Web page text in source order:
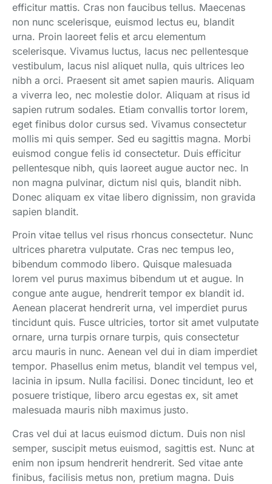
efficitur mattis. Cras non faucibus tellus. Maecenas
non nunc scelerisque, euismod lectus eu, blandit
urna. Proin laoreet felis et arcu elementum
scelerisque. Vivamus luctus, lacus nec pellentesque
vestibulum, lacus nisl aliquet nulla, quis ultrices leo
nibh a orci. Praesent sit amet sapien mauris. Aliquam
a viverra leo, nec molestie dolor. Aliquam at risus id
sapien rutrum sodales. Etiam convallis tortor lorem,
eget finibus dolor cursus sed. Vivamus consectetur
mollis mi quis semper. Sed eu sagittis magna. Morbi
euismod congue felis id consectetur. Duis efficitur
pellentesque nibh, quis laoreet augue auctor nec. In
non magna pulvinar, dictum nisl quis, blandit nibh.
Donec aliquam ex vitae libero dignissim, non gravida
sapien blandit.
Proin vitae tellus vel risus rhoncus consectetur. Nunc
ultrices pharetra vulputate. Cras nec tempus leo,
bibendum commodo libero. Quisque malesuada
lorem vel purus maximus bibendum ut et augue. In
congue ante augue, hendrerit tempor ex blandit id.
Aenean placerat hendrerit urna, vel imperdiet purus
tincidunt quis. Fusce ultricies, tortor sit amet vulputate
ornare, urna turpis ornare turpis, quis consectetur
arcu mauris in nunc. Aenean vel dui in diam imperdiet
tempor. Phasellus enim metus, blandit vel tempus vel,
lacinia in ipsum. Nulla facilisi. Donec tincidunt, leo et
posuere tristique, libero arcu egestas ex, sit amet
malesuada mauris nibh maximus justo.
Cras vel dui at lacus euismod dictum. Duis non nisl
semper, suscipit metus euismod, sagittis est. Nunc at
enim non ipsum hendrerit hendrerit. Sed vitae ante
finibus, facilisis metus non, pretium magna. Duis